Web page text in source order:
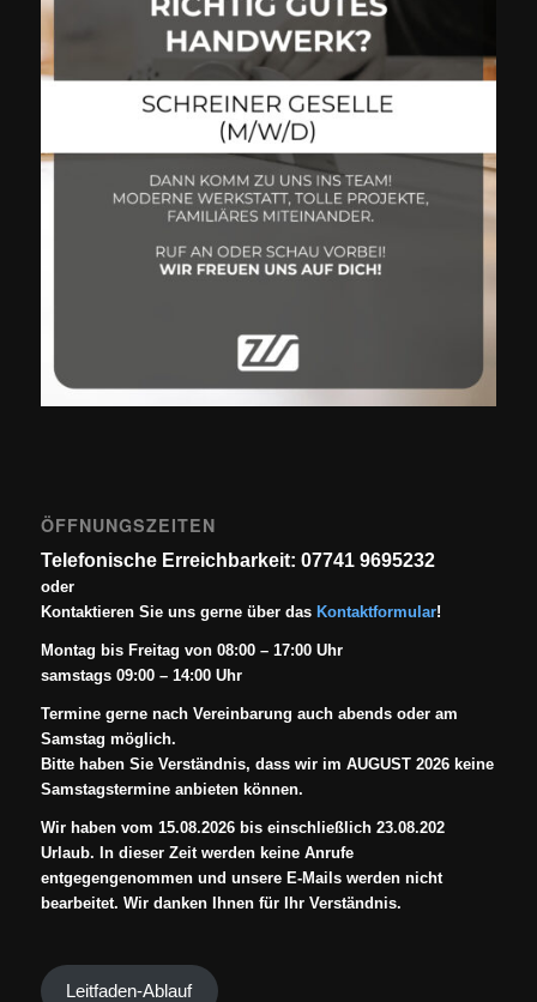
ÖFFNUNGSZEITEN
Telefonische Erreichbarkeit: 07741 9695232
oder
Kontaktieren Sie uns gerne über das Kontaktformular!
Montag bis Freitag von 08:00 – 17:00 Uhr
samstags 09:00 – 14:00 Uhr
Termine gerne nach Vereinbarung auch abends oder am
Samstag möglich.
Bitte haben Sie Verständnis, dass wir im AUGUST 2026 keine
Samstagstermine anbieten können.
Wir haben vom 15.08.2026 bis einschließlich 23.08.202
Urlaub. In dieser Zeit werden keine Anrufe
entgegengenommen und unsere E-Mails werden nicht
bearbeitet. Wir danken Ihnen für Ihr Verständnis.
Leitfaden-Ablauf